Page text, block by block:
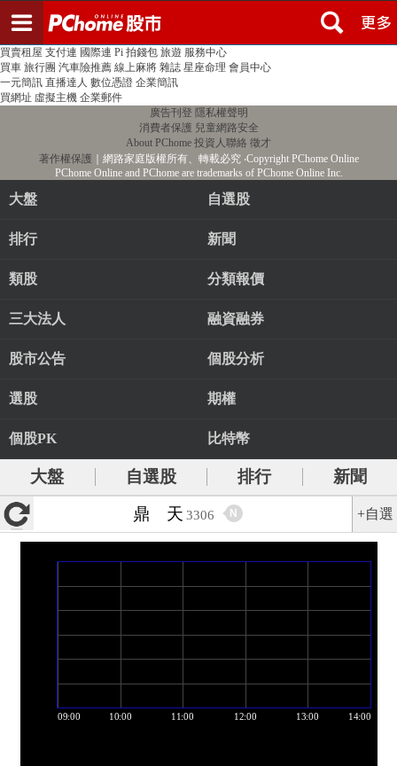
PChome首頁 線上購物 24h購物 書店
買賣租屋 支付連 國際連 Pi 拍錢包 旅遊 服務中心
買車 旅行團 汽車險推薦 線上麻將 雜誌 星座命理 會員中心
一元簡訊 直播達人 數位憑證 企業簡訊
買網址 虛擬主機 企業郵件
廣告刊登 隱私權聲明
消費者保護 兒童網路安全
About PChome 投資人聯絡 徵才
著作權保護 ｜網路家庭版權所有、轉載必究‧Copyright PChome Online
PChome Online and PChome are trademarks of PChome Online Inc.
大盤 自選股
排行 新聞
類股 分類報價
三大法人 融資融券
股市公告 個股分析
選股 期權
個股PK 比特幣
大盤 自選股 排行
新聞
鼎 天 3306 N +自選